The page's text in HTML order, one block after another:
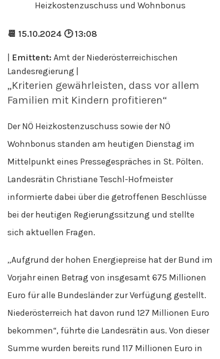
📆 15.10.2024 🕑 13:08
Emittent: Amt der Niederösterreichischen
Landesregierung |
„Kriterien gewährleisten, dass vor allem
Familien mit Kindern profitieren“
Der NÖ Heizkostenzuschuss sowie der NÖ
Wohnbonus standen am heutigen Dienstag im
Mittelpunkt eines Pressegespräches in St. Pölten.
Landesrätin Christiane Teschl-Hofmeister
informierte dabei über die getroffenen Beschlüsse
bei der heutigen Regierungssitzung und stellte
sich aktuellen Fragen.
„Aufgrund der hohen Energiepreise hat der Bund im
Vorjahr einen Betrag von insgesamt 675 Millionen
Euro für alle Bundesländer zur Verfügung gestellt.
Niederösterreich hat davon rund 127 Millionen Euro
bekommen“, führte die Landesrätin aus. Von dieser
Summe wurden bereits rund 117 Millionen Euro in